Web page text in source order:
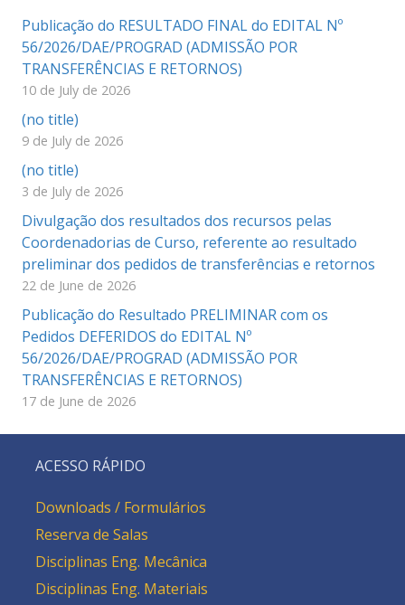
Publicação do RESULTADO FINAL do EDITAL Nº
56/2026/DAE/PROGRAD (ADMISSÃO POR
TRANSFERÊNCIAS E RETORNOS)
10 de July de 2026
(no title)
9 de July de 2026
(no title)
3 de July de 2026
Divulgação dos resultados dos recursos pelas
Coordenadorias de Curso, referente ao resultado
preliminar dos pedidos de transferências e retornos
22 de June de 2026
Publicação do Resultado PRELIMINAR com os
Pedidos DEFERIDOS do EDITAL Nº
56/2026/DAE/PROGRAD (ADMISSÃO POR
TRANSFERÊNCIAS E RETORNOS)
17 de June de 2026
ACESSO RÁPIDO
Downloads / Formulários
Reserva de Salas
Disciplinas Eng. Mecânica
Disciplinas Eng. Materiais